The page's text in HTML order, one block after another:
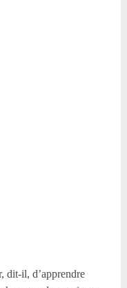
dit-il, d’apprendre